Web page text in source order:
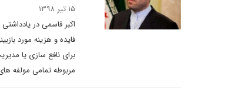
۱۵ تیر ۱۳۹۸
اکبر قاسمی در
فایده و هزینه مورد
برای نافع سازی یا
مربوطه تمامی مولفه